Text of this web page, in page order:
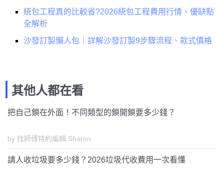
統包工程真的比較省?2026統包工程費用行情、優缺點
全解析
沙發訂製懶人包｜詳解沙發訂製9步驟流程、款式價格
其他人都在看
把自己鎖在外面！不同類型的鎖開鎖要多少錢？
by 找師傅特約編輯 Sharon
請人收垃圾要多少錢？2026垃圾代收費用一次看懂